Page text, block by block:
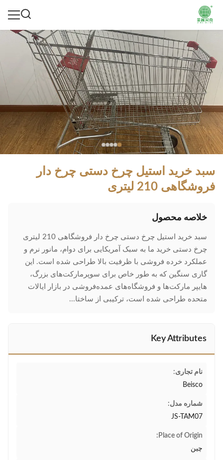
سبد خرید استیل چرخ دستی چرخ دار
فروشگاهی 210 لیتری
خلاصه محصول
سبد خرید استیل چرخ دستی چرخ دار فروشگاهی 210 لیتری
چرخ دستی خرید ما به سبک آمریکایی برای دوام، مانور نرم و
عملکرد خرده فروشی با ظرفیت بالا طراحی شده است. این
گاری سنگین که به طور خاص برای سوپرمارکت‌های بزرگ،
هایپر مارکت‌ها و فروشگاه‌های عمده‌فروشی در بازار ایالات
متحده طراحی شده است، ترکیبی از ساختا...
Key Attributes
نام تجاری:
Beisco
شماره مدل:
JS-TAM07
Place of Origin:
چین